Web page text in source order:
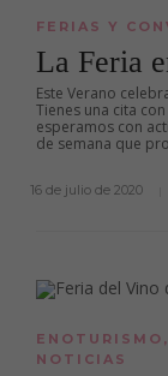
FERIAS Y
La Feria
Este Verano
Tienes una cita
esperamos con
de semana que
16 de julio de 2020
ENOTURISMO ,
NOTICIAS